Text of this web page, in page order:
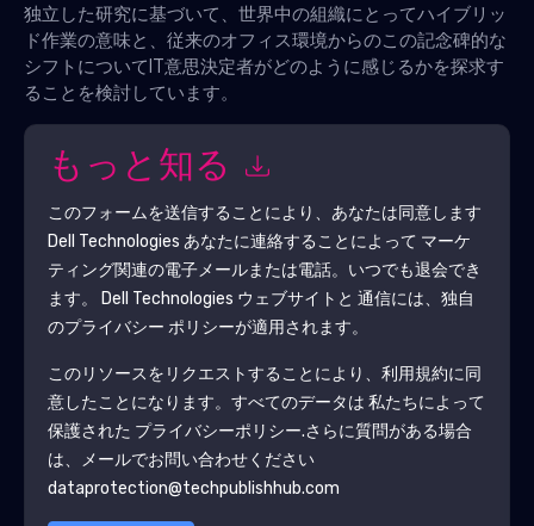
独立した研究に基づいて、世界中の組織にとってハイブリッ
ド作業の意味と、従来のオフィス環境からのこの記念碑的な
シフトについてIT意思決定者がどのように感じるかを探求す
ることを検討しています。
もっと知る
このフォームを送信することにより、あなたは同意します
Dell Technologies あなたに連絡することによって マーケ
ティング関連の電子メールまたは電話。いつでも退会でき
ます。
Dell Technologies ウェブサイトと 通信には、独自
のプライバシー ポリシーが適用されます。
このリソースをリクエストすることにより、利用規約に同
意したことになります。すべてのデータは 私たちによって
保護された プライバシーポリシー.さらに質問がある場合
は、メールでお問い合わせください
dataprotection@techpublishhub.com